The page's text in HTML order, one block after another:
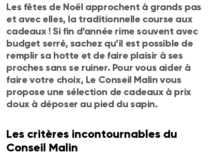
Les fêtes de Noël approchent à grands pas
et avec elles, la traditionnelle course aux
cadeaux ! Si fin d’année rime souvent avec
budget serré, sachez qu’il est possible de
remplir sa hotte et de faire plaisir à ses
proches sans se ruiner. Pour vous aider à
faire votre choix, Le Conseil Malin vous
propose une sélection de cadeaux à prix
doux à déposer au pied du sapin.
Les critères incontournables du
Conseil Malin